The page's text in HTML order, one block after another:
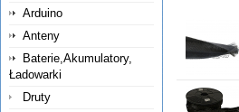
Arduino
Anteny
Baterie,Akumulatory,
Ładowarki
Druty